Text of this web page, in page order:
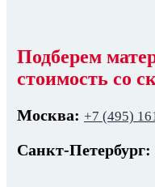
Подберем
стоимость со
Москва: +7 (495)
Санкт-Петербург: